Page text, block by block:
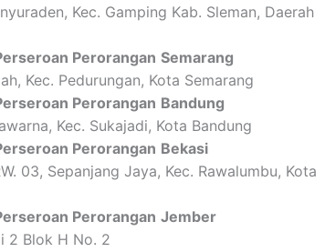
Kec. Gamping Kab. Sleman, Daerah
Perorangan Semarang
Kec. Pedurungan, Kota Semarang
Perorangan Bandung
Kec. Sukajadi, Kota Bandung
Perorangan Bekasi
03, Sepanjang Jaya, Kec. Rawalumbu, Kota
Perorangan Jember
2 Blok H No. 2